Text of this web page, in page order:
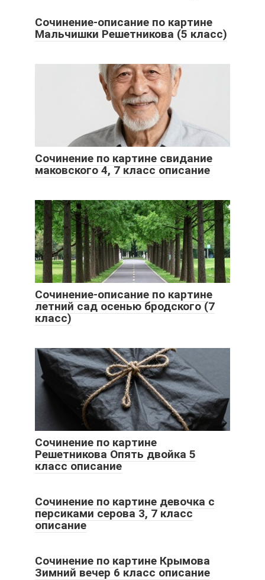
Сочинение-описание по картине
Мальчишки Решетникова (5 класс)
Сочинение по картине свидание
маковского 4, 7 класс описание
Сочинение-описание по картине
летний сад осенью бродского (7
класс)
Сочинение по картине
Решетникова Опять двойка 5
класс описание
Сочинение по картине девочка с
персиками серова 3, 7 класс
описание
Сочинение по картине Крымова
Зимний вечер 6 класс описание